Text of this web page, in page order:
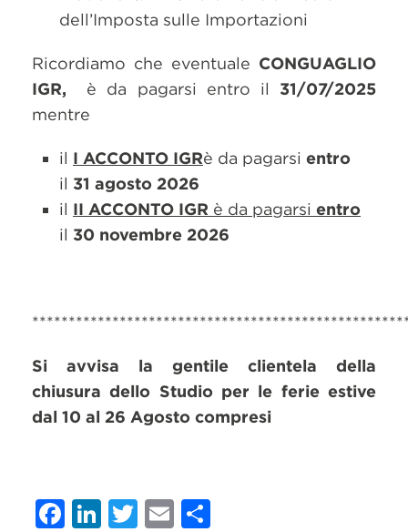
dell’Imposta sulle Importazioni
Ricordiamo che eventuale CONGUAGLIO
IGR, è da pagarsi entro il 31/07/2025
mentre
il I ACCONTO IGRè da pagarsi entro
il 31 agosto 2026
il II ACCONTO IGR è da pagarsi entro
il 30 novembre 2026
Si avvisa la gentile clientela della
chiusura dello Studio per le ferie estive
dal 10 al 26 Agosto compresi
Facebook
LinkedIn
Twitter
Email